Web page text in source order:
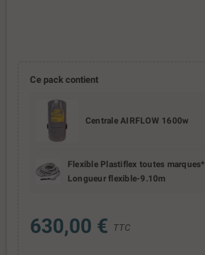
Ce pack contient
Centrale AIRFLOW 1600w
Flexible Plastiflex toutes marques*
Longueur flexible-9.10m
630,00 € TTC